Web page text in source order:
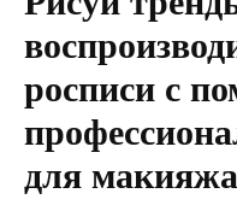
росписи с
для